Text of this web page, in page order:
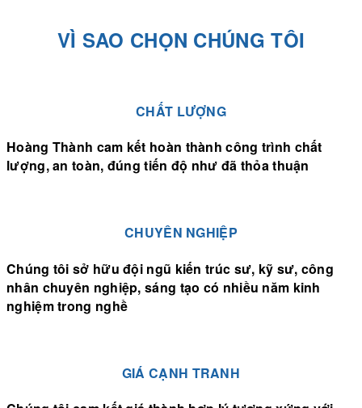
VÌ SAO CHỌN CHÚNG TÔI
CHẤT LƯỢNG
Hoàng Thành cam kết hoàn thành công trình chất
lượng, an toàn, đúng tiến độ như đã thỏa thuận
CHUYÊN NGHIỆP
Chúng tôi sở hữu đội ngũ kiến trúc sư, kỹ sư, công
nhân chuyên nghiệp, sáng tạo có nhiều năm kinh
nghiệm trong nghề
GIÁ CẠNH TRANH